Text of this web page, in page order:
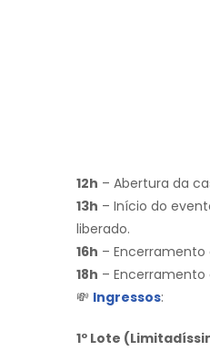
12h – Abertura da
13h – Início do
liberado.
16h –
18h – Encerramento
💸 Ingressos:
1º Lote